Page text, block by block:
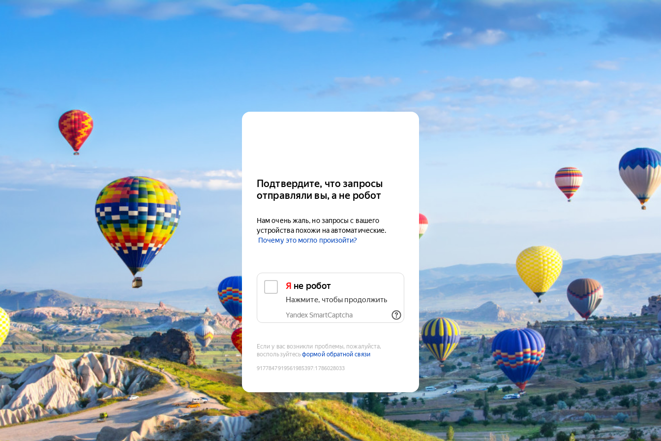
Подтвердите, что запросы
отправляли вы, а не робот
Нам очень жаль, но запросы с вашего
устройства похожи на автоматические.
Почему это могло произойти?
Я не робот
Нажмите, чтобы продолжить
Yandex SmartCaptcha
Если у вас возникли проблемы, пожалуйста,
воспользуйтесьформой обратной связи
9177847919561985397:1786028033